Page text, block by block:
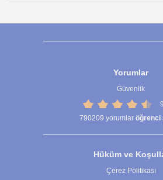
Yorumlar
Güvenlik
790209 yorumlar öğrenci
Hüküm ve
Çerez Politikası